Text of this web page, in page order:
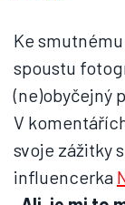
Ke
spoustu
(ne)obyčejný
V
svoje zážitky
influencerka